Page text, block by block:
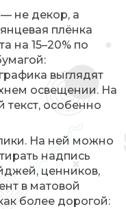
не декор, а
плёнка
на 15–20% по
выглядят
освещении. На
текст, особенно
На ней можно
надпись
ценников,
в матовой
более дорогой: